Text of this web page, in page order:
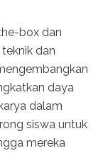
box dan
dan
daya
dalam
siswa untuk
mereka